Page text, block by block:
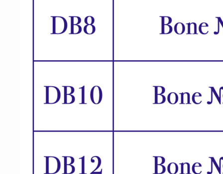
Оплата
Оформление и отправка заказа